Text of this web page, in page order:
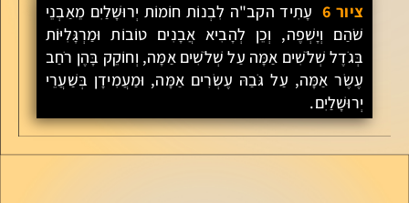
ציור 6
עָתִיד הקב"ה לִבְנוֹת חוֹמוֹת יְרוּשָׁלַיִם מֵאַבְנֵי
שֹׁהַם וְיָשְׁפֶה, וְכֵן לְהָבִיא אֲבָנִים טוֹבוֹת וּמַרְגָּלִיּוֹת
בְּגֹדֶל שְׁלֹשִׁים אַמָּה עַל שְׁלֹשִׁים אַמָּה, וְחוֹקֵק בָּהֶן רֹחַב
עֶשֶׂר אַמָּה, עַל גֹּבַהּ עֶשְׂרִים אַמָּה, וּמַעֲמִידָן בְּשַׁעֲרֵי
יְרוּשָׁלַיִם.